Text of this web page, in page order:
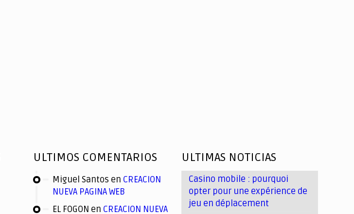
ULTIMOS COMENTARIOS
Miguel Santos en CREACION
NUEVA PAGINA WEB
EL FOGON en CREACION NUEVA
ULTIMAS NOTICIAS
Casino mobile : pourquoi
opter pour une expérience de
jeu en déplacement